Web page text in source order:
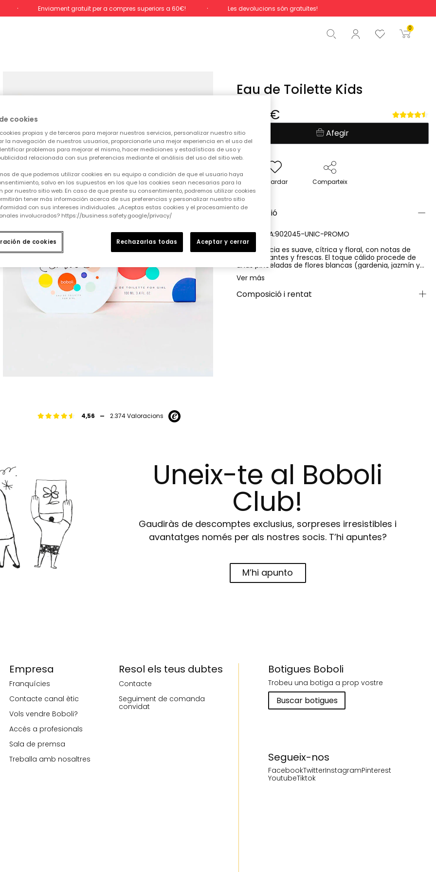
Enviament gratuït per a compres superiors a 60€! Les devolucions són gratuïtes!
0
Total 0,00 €
Començar la comanda
Eau de Toilette Kids
12,90 €
Afegir
Guardar Comparteix
Descripció
REFERENCIA:902045-UNIC-PROMO
Su fragancia es suave, cítrica y floral, con notas de
salida brillantes y frescas. El toque cálido procede de
unas pinceladas de flores blancas (gardenia, jazmín y
flor de naranjo) en su corazón. Son hipoalergénicas y
están testadas dermatológicamente.
Ver más
Composició i rentat
4,56 - 2.374 Valoracions
Uneix-te al Boboli
Club!
Gaudiràs de descomptes exclusius, sorpreses irresistibles i
avantatges només per als nostres socis. T’hi apuntes?
M’hi apunto
Segueix-nos
FacebookTwitterInstagramPinterest
YoutubeTiktok
Empresa
Franquícies
Contacte canal ètic
Vols vendre Boboli?
Accés a profesionals
Sala de premsa
Treballa amb nosaltres
Resol els teus dubtes
Contacte
Seguiment de comanda
convidat
Botigues Boboli
Trobeu una botiga a prop vostre
Buscar botigues
cookies
propias y de terceros para mejorar nuestros servicios, personalizar nuestro sitio
la navegación de nuestros usuarios, proporcionarle una mejor experiencia en el uso del
problemas para mejorar el mismo, hacer mediciones y estadísticas de uso y
relacionada con sus preferencias mediante el análisis del uso del sitio web.
de que podemos utilizar cookies en su equipo a condición de que el usuario haya
salvo en los supuestos en los que las cookies sean necesarias para la
por nuestro sitio web. En caso de que preste su consentimiento, podremos utilizar cookies
tener más información acerca de sus preferencias y personalizar nuestro sitio
con sus intereses individuales. ¿Aceptas estas cookies y el procesamiento de
involucrados? https://business.safety.google/privacy/
de cookies Rechazarlas todas Aceptar y cerrar